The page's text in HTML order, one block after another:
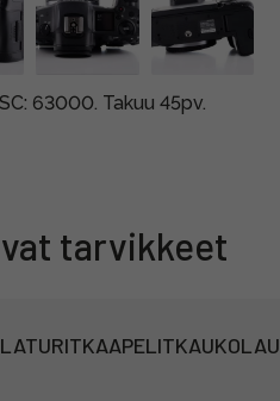
63000. Takuu 45pv.
tarvikkeet
KAAPELIT